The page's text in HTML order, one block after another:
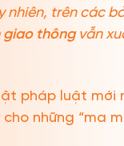
nhiên, trên các
giao thôngvẫn
pháp luật
những “ma